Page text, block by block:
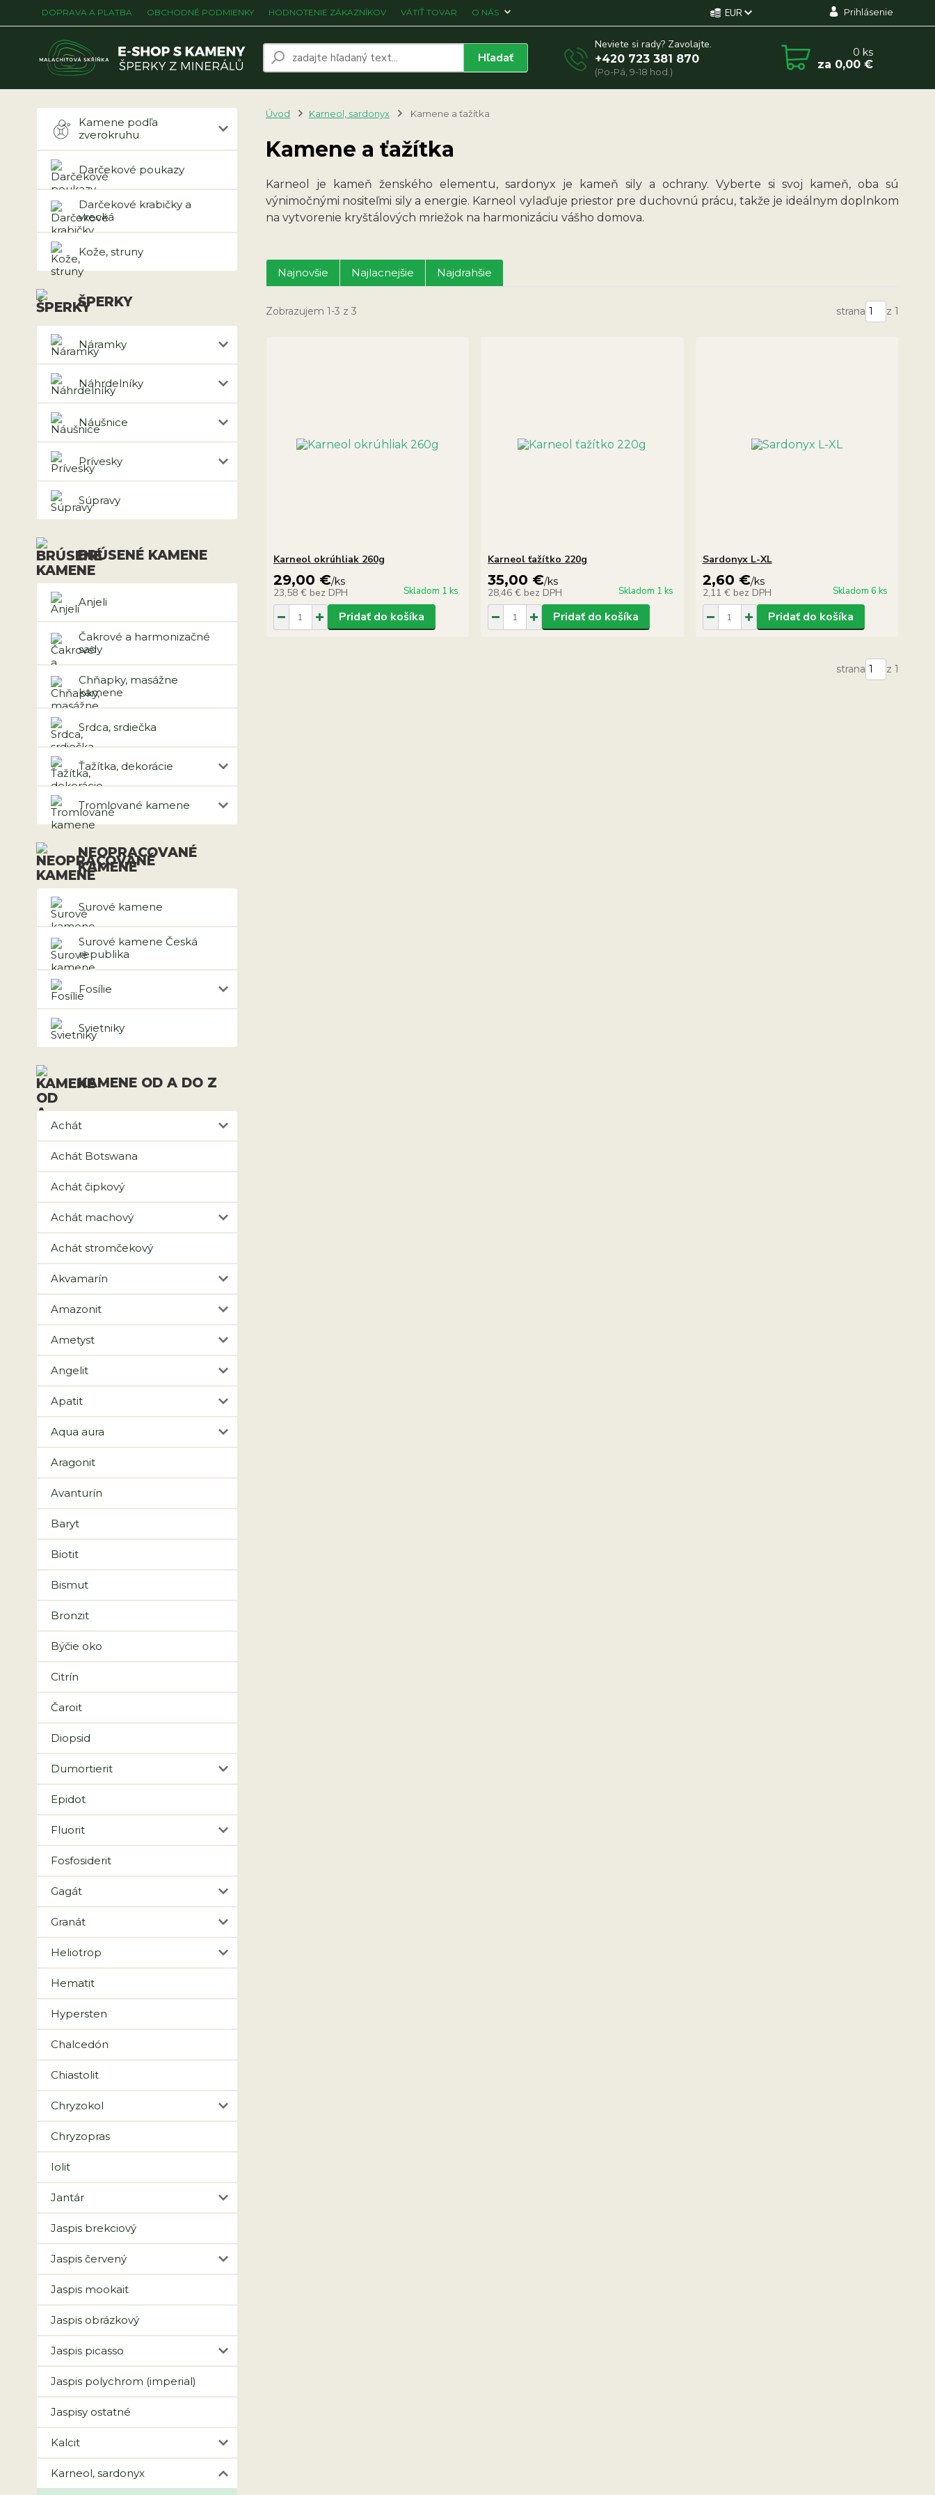
DOPRAVA A PLATBA OBCHODNÉ PODMIENKY HODNOTENIE ZÁKAZNÍKOV VÁTIŤ TOVAR O NÁS EUR Prihlásenie
Hľadať
Neviete si rady? Zavolajte.
+420 723 381 870
(Po-Pá, 9-18 hod.)
0 ks
za 0,00 €
Kamene podľa
zverokruhu
Darčekové poukazy
Darčekové krabičky a
vrecká
Kože, struny
ŠPERKY
Náramky
Náhrdelníky
Náušnice
Prívesky
Súpravy
BRÚSENÉ KAMENE
Anjeli
Čakrové a harmonizačné
sady
Chňapky, masážne
kamene
Srdca, srdiečka
Ťažítka, dekorácie
Tromlované kamene
NEOPRACOVANÉ
KAMENE
Surové kamene
Surové kamene Česká
republika
Fosílie
Svietniky
KAMENE OD A DO Z
Achát
Achát Botswana
Achát čipkový
Achát machový
Achát stromčekový
Akvamarín
Amazonit
Ametyst
Angelit
Apatit
Aqua aura
Aragonit
Avanturín
Baryt
Biotit
Bismut
Bronzit
Býčie oko
Citrín
Čaroit
Diopsid
Dumortierit
Epidot
Fluorit
Fosfosiderit
Gagát
Granát
Heliotrop
Hematit
Hypersten
Chalcedón
Chiastolit
Chryzokol
Chryzopras
Iolit
Jantár
Jaspis brekciový
Jaspis červený
Jaspis mookait
Jaspis obrázkový
Jaspis picasso
Jaspis polychrom (imperial)
Jaspisy ostatné
Kalcit
Karneol, sardonyx
Úvod Karneol, sardonyx Kamene a ťažítka
Kamene a ťažítka
Karneol je kameň ženského elementu, sardonyx je kameň sily a ochrany. Vyberte si svoj kameň, oba sú
výnimočnými nositeľmi sily a energie. Karneol vylaďuje priestor pre duchovnú prácu, takže je ideálnym doplnkom
na vytvorenie kryštálových mriežok na harmonizáciu vášho domova.
Najnovšie Najlacnejšie Najdrahšie
Zobrazujem 1-3 z 3 strana z 1
Karneol okrúhliak 260g
29,00 €/ks
23,58 € bez DPH Skladom 1 ks
Pridať do košíka
Karneol ťažítko 220g
35,00 €/ks
28,46 € bez DPH Skladom 1 ks
Pridať do košíka
Sardonyx L-XL
2,60 €/ks
2,11 € bez DPH Skladom 6 ks
Pridať do košíka
strana z 1